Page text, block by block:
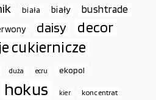
biała biały bushtrade
daisy decor
cukiernicze
duża ecru ekopol
hokus kier koncentrat